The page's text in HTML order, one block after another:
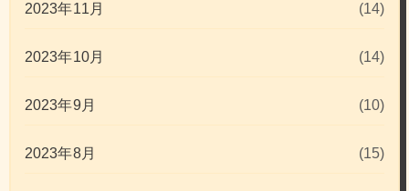
2023年11月 (14)
2023年10月 (14)
2023年9月 (10)
2023年8月 (15)